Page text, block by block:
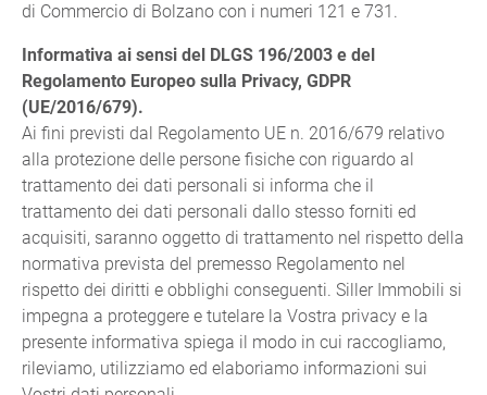
di Commercio di Bolzano con i numeri 121 e 731.
Informativa ai sensi del DLGS 196/2003 e del
Regolamento Europeo sulla Privacy, GDPR
(UE/2016/679).
Ai fini previsti dal Regolamento UE n. 2016/679 relativo
alla protezione delle persone fisiche con riguardo al
trattamento dei dati personali si informa che il
trattamento dei dati personali dallo stesso forniti ed
acquisiti, saranno oggetto di trattamento nel rispetto della
normativa prevista del premesso Regolamento nel
rispetto dei diritti e obblighi conseguenti. Siller Immobili si
impegna a proteggere e tutelare la Vostra privacy e la
presente informativa spiega il modo in cui raccogliamo,
rileviamo, utilizziamo ed elaboriamo informazioni sui